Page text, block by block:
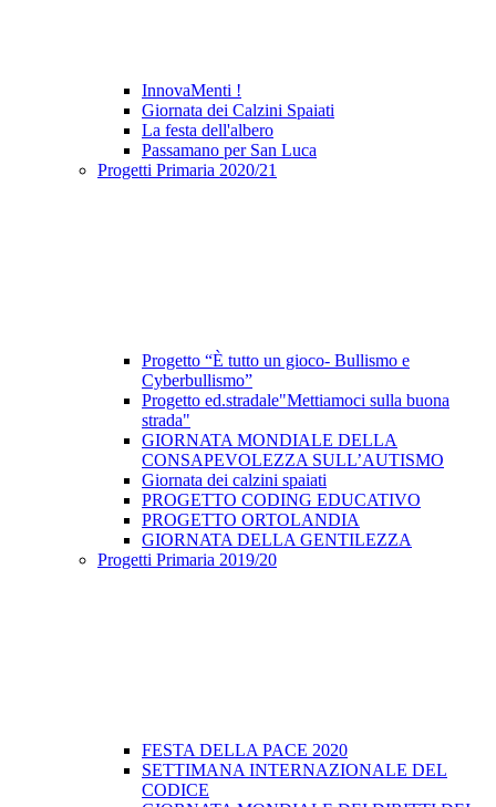
InnovaMenti !
Giornata dei Calzini Spaiati
La festa dell'albero
Passamano per San Luca
Progetti Primaria 2020/21
Progetto “È tutto un gioco- Bullismo e
Cyberbullismo”
Progetto ed.stradale"Mettiamoci sulla buona
strada"
GIORNATA MONDIALE DELLA
CONSAPEVOLEZZA SULL’AUTISMO
Giornata dei calzini spaiati
PROGETTO CODING EDUCATIVO
PROGETTO ORTOLANDIA
GIORNATA DELLA GENTILEZZA
Progetti Primaria 2019/20
FESTA DELLA PACE 2020
SETTIMANA INTERNAZIONALE DEL
CODICE